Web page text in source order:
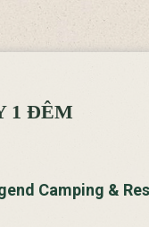
1 ĐÊM
Camping &